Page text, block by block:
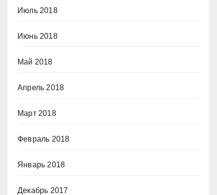
Июль 2018
Июнь 2018
Май 2018
Апрель 2018
Март 2018
Февраль 2018
Январь 2018
Декабрь 2017